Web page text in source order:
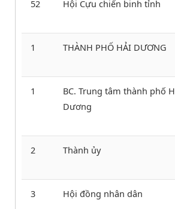
52 Hội Cựu chiến binh tỉnh
1 THÀNH PHỐ HẢI DƯƠNG
1
BC. Trung tâm thành phố
Dương
2 Thành ủy
3 Hội đồng nhân dân